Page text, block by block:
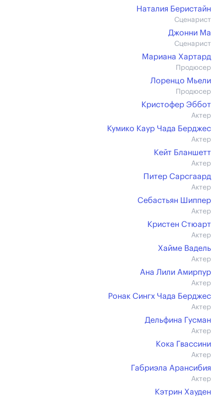
Наталия Беристайн
Сценарист
Джонни Ма
Сценарист
Мариана Хартард
Продюсер
Лоренцо Мьели
Продюсер
Кристофер Эббот
Актер
Кумико Каур Чада Берджес
Актер
Кейт Бланшетт
Актер
Питер Сарсгаард
Актер
Себастьян Шиппер
Актер
Кристен Стюарт
Актер
Хайме Вадель
Актер
Ана Лили Амирпур
Актер
Ронак Сингх Чада Берджес
Актер
Дельфина Гусман
Актер
Кока Гвассини
Актер
Габриэла Арансибия
Актер
Кэтрин Хауден